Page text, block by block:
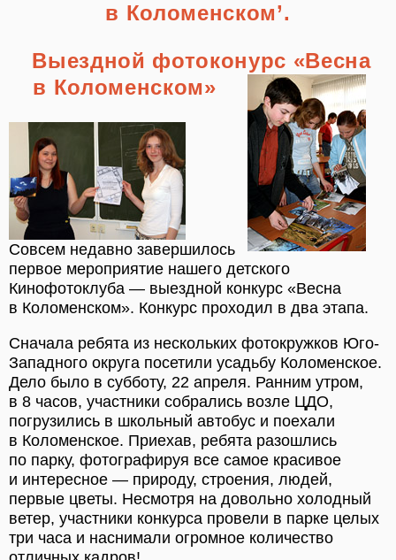
в Коломенском’.
Выездной фотоконурс «Весна
в Коломенском»
Совсем недавно завершилось
первое мероприятие нашего детского
Кинофотоклуба — выездной конкурс «Весна
в Коломенском». Конкурс проходил в два этапа.
Сначала ребята из нескольких фотокружков Юго-
Западного округа посетили усадьбу Коломенское.
Дело было в субботу, 22 апреля. Ранним утром,
в 8 часов, участники собрались возле ЦДО,
погрузились в школьный автобус и поехали
в Коломенское. Приехав, ребята разошлись
по парку, фотографируя все самое красивое
и интересное — природу, строения, людей,
первые цветы. Несмотря на довольно холодный
ветер, участники конкурса провели в парке целых
три часа и наснимали огромное количество